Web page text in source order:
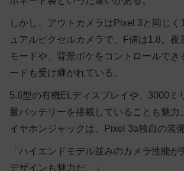
しかし、アウトカメラはPixel 3と同じ
ュアルピクセルカメラで、F値は1.8。夜
モードや、背景ボケをコントロールでき
ードも受け継がれている。
5.6型の有機ELディスプレイや、3000ミ
量バッテリーを搭載していることも魅力
イヤホンジャックは、Pixel 3a独自の装備
「ハイエンドモデル並みのカメラ性能
デザインも魅力だ。」